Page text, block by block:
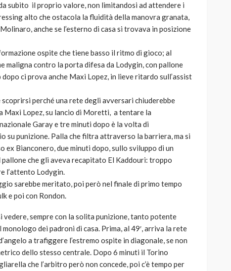
subito il proprio valore, non limitandosi ad attendere i
alto che ostacola la fluidità della manovra granata,
anche se l’esterno di casa si trovava in posizione
ospite che tiene basso il ritmo di gioco; al
maligna contro la porta difesa da Lodygin, con pallone
ci prova anche Maxi Lopez, in lieve ritardo sull’assist
scoprirsi perché una rete degli avversari chiuderebbe
Maxi Lopez, su lancio di Moretti, a tentare la
Garay e tre minuti dopo è la volta di
su punizione. Palla che filtra attraverso la barriera, ma si
ex Bianconero, due minuti dopo, sullo sviluppo di un
che gli aveva recapitato El Kaddouri: troppo
l’attento Lodygin.
sarebbe meritato, poi però nel finale di primo tempo
e poi con Rondon.
sempre con la solita punizione, tanto potente
dei padroni di casa. Prima, al 49′, arriva la rete
a trafiggere l’estremo ospite in diagonale, se non
dello stesso centrale. Dopo 6 minuti il Torino
che l’arbitro però non concede, poi c’è tempo per